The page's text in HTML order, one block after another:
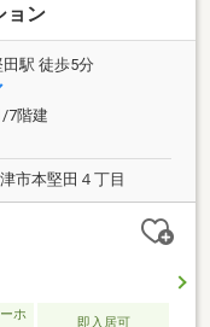
ョン
駅 徒歩5分
7階建
市本堅田４丁目
ホ
即入居可